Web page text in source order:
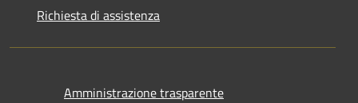
Richiesta di assistenza
Amministrazione trasparente